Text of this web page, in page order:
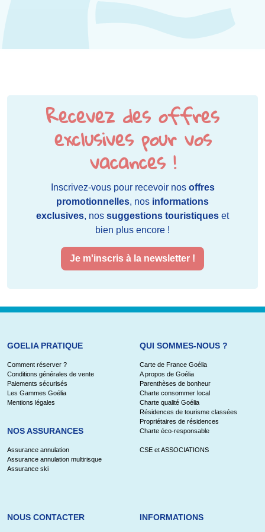
Recevez des offres
exclusives pour vos
vacances !
Inscrivez-vous pour recevoir nos offres
promotionnelles, nos informations
exclusives, nos suggestions touristiques et
bien plus encore !
Je m'inscris à la newsletter !
GOELIA PRATIQUE
Comment réserver ?
Conditions générales de vente
Paiements sécurisés
Les Gammes Goélia
Mentions légales
NOS ASSURANCES
Assurance annulation
Assurance annulation multirisque
Assurance ski
QUI SOMMES-NOUS ?
Carte de France Goélia
A propos de Goélia
Parenthèses de bonheur
Charte consommer local
Charte qualité Goélia
Résidences de tourisme classées
Propriétaires de résidences
Charte éco-responsable
CSE et ASSOCIATIONS
NOUS CONTACTER INFORMATIONS